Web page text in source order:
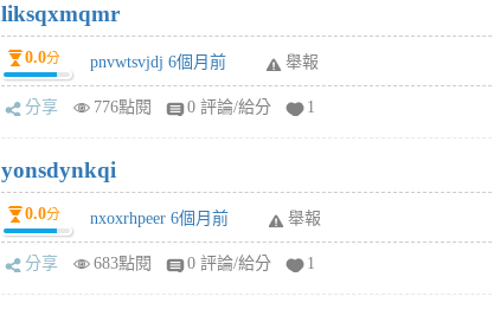
liksqxmqmr
0.0分 pnvwtsvjdj 6個月前 舉報
分享 776點閱 0 評論/給分 1
yonsdynkqi
0.0分 nxoxrhpeer 6個月前 舉報
分享 683點閱 0 評論/給分 1